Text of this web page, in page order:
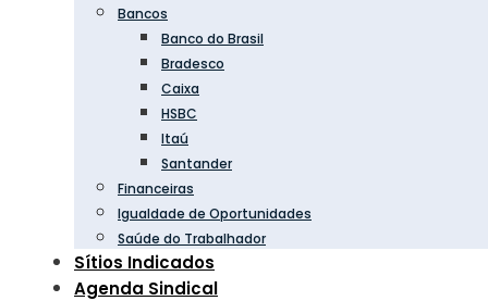
Bancos
Banco do Brasil
Bradesco
Caixa
HSBC
Itaú
Santander
Financeiras
Igualdade de Oportunidades
Saúde do Trabalhador
Sítios Indicados
Agenda Sindical